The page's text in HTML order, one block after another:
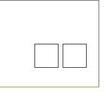
product
aan
winkelwagen